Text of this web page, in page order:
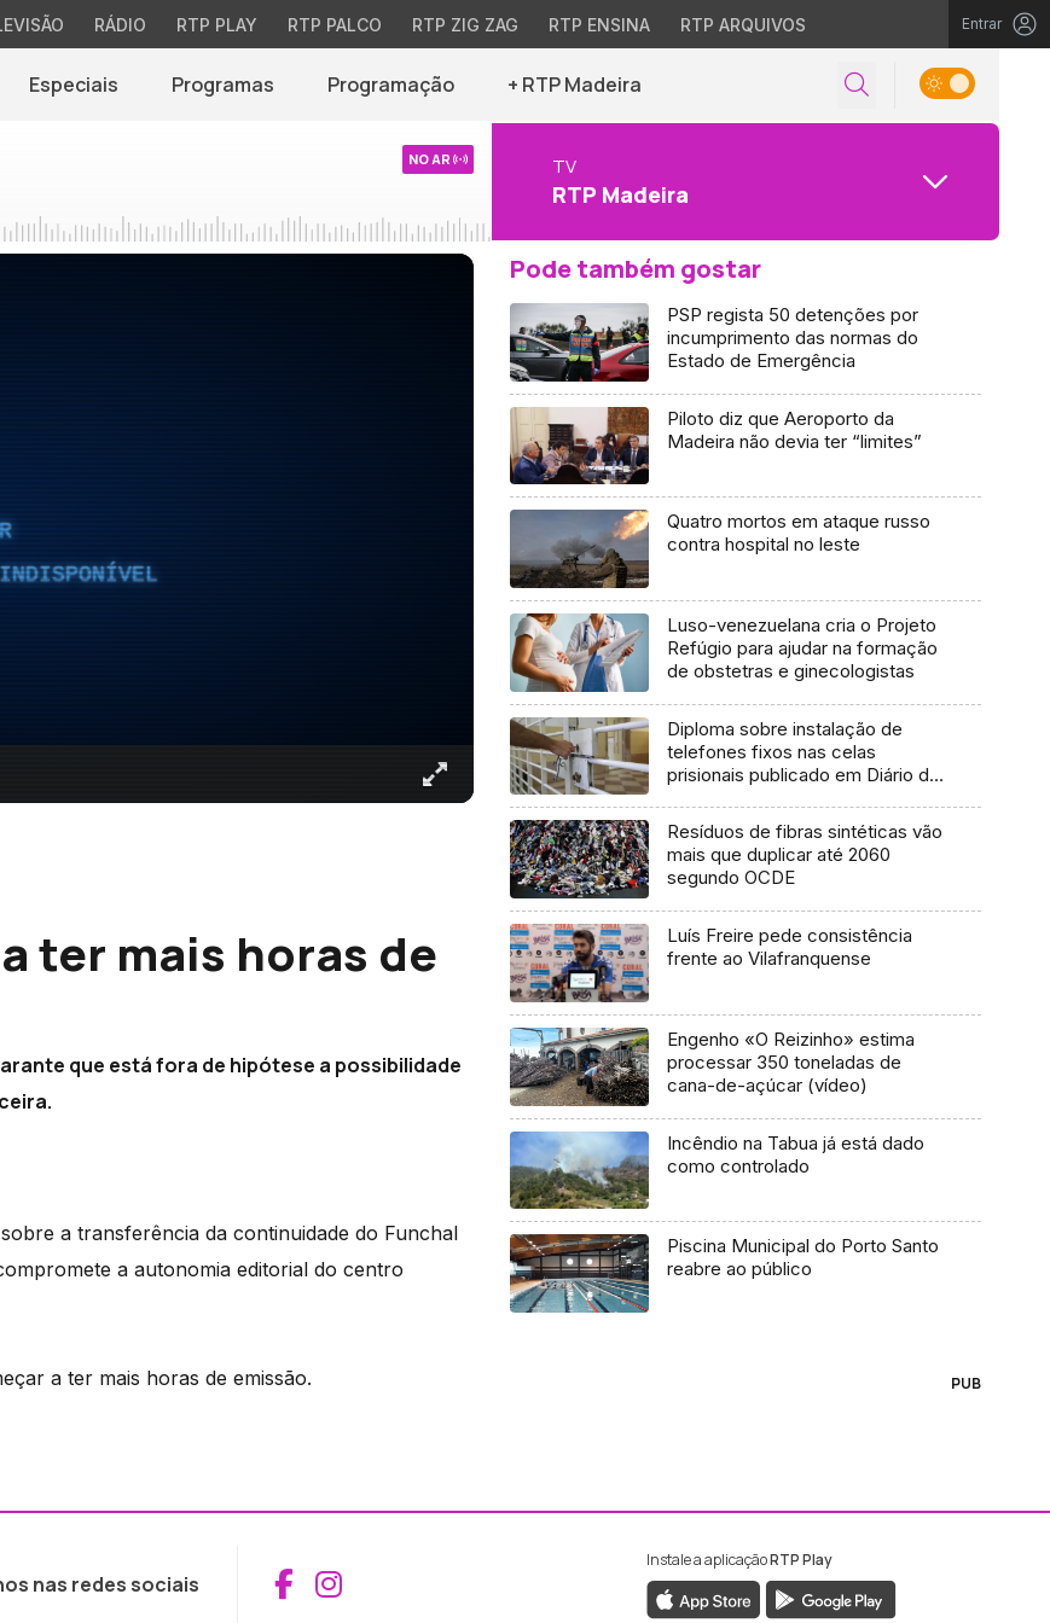
RÁDIO RTP PLAY RTP PALCO RTP ZIG ZAG RTP ENSINA RTP ARQUIVOS Entrar
Especiais Programas Programação + RTP Madeira
NO AR TV
RTP Madeira
ter mais horas de
que está fora de hipótese a possibilidade
a transferência da continuidade do Funchal
a autonomia editorial do centro
a ter mais horas de emissão.
Pode também gostar
PSP regista 50 detenções por
incumprimento das normas do
Estado de Emergência
Piloto diz que Aeroporto da
Madeira não devia ter “limites”
Quatro mortos em ataque russo
contra hospital no leste
Luso-venezuelana cria o Projeto
Refúgio para ajudar na formação
de obstetras e ginecologistas
Diploma sobre instalação de
telefones fixos nas celas
prisionais publicado em Diário da
Resíduos de fibras sintéticas vão
mais que duplicar até 2060
segundo OCDE
Luís Freire pede consistência
frente ao Vilafranquense
Engenho «O Reizinho» estima
processar 350 toneladas de
cana-de-açúcar (vídeo)
Incêndio na Tabua já está dado
como controlado
Piscina Municipal do Porto Santo
reabre ao público
PUB
nas redes sociais Aceder ao Facebook da RTP Madeira
Aceder ao Instagram da RTP Madeira
Instale a aplicaçãoRTP Play